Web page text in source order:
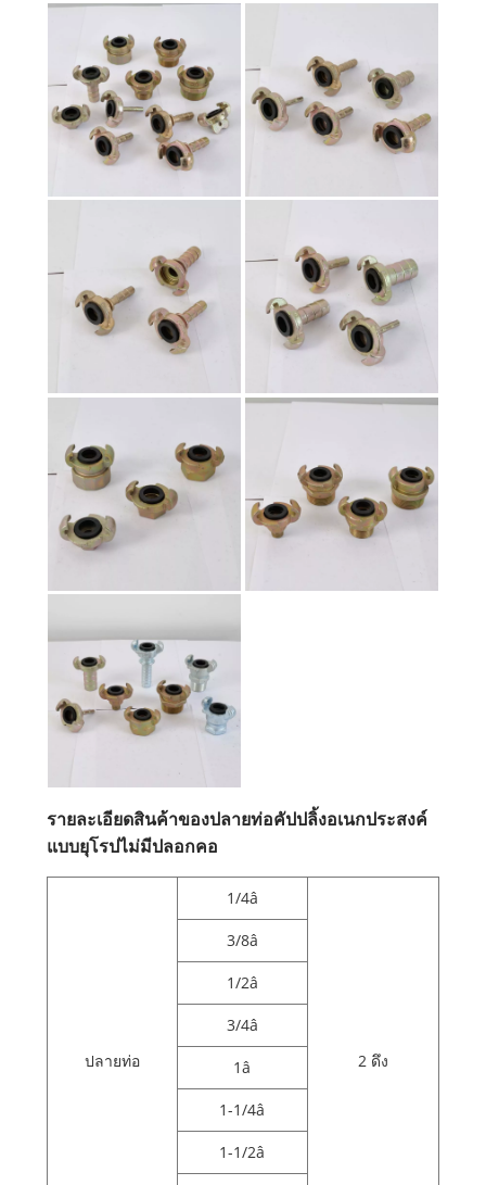
รายละเอียดสินค้าของปลายท่อคัปปลิ้งอเนกประสงค์
แบบยุโรปไม่มีปลอกคอ
ปลายท่อ
1/4â
2 ดึง
3/8â
1/2â
3/4â
1â
1-1/4â
1-1/2â